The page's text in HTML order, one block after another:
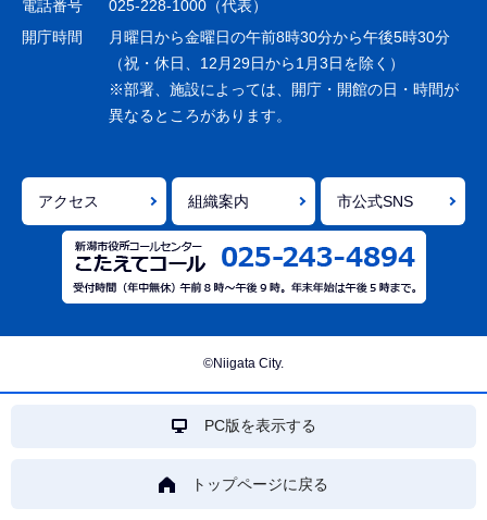
ョ
で
電話番号
025-228-1000（代表）
開庁時間
月曜日から金曜日の午前8時30分から午後5時30分
（祝・休日、12月29日から1月3日を除く）
※部署、施設によっては、開庁・開館の日・時間が
異なるところがあります。
アクセス 組織案内 市公式SNS
©Niigata City.
PC版を表示する
トップページに戻る